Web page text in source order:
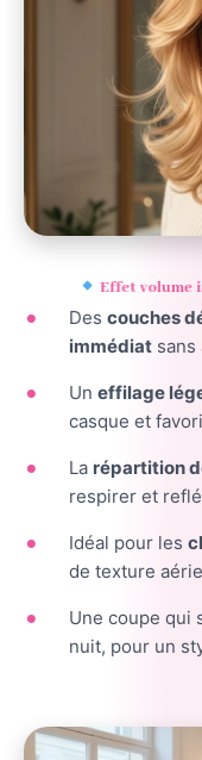
Effet volume
Des couches
immédiatsans
Un effilage
casque et
La répartition
respirer et
Idéal pour les
de texture
Une coupe qui
nuit, pour un